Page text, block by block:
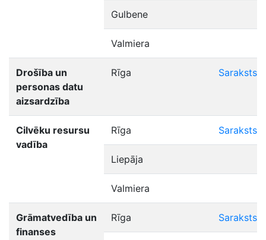
Gulbene
Valmiera
Drošība un
personas datu
aizsardzība
Rīga Saraksts
Cilvēku resursu
vadība
Rīga Saraksts
Liepāja
Valmiera
Grāmatvedība un
finanses
Rīga Saraksts